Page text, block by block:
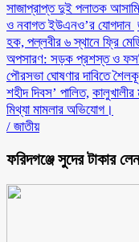
সাজাপ্রাপ্ত দুই পলাতক
ও নবাগত ইউএনও’র যোগদান ‎
হক, পল্লবীর ৬ স্থানে ফ্রি
অপসারণ: সড়ক প্রশস্ত ও
পৌরসভা ঘোষণার দাবিতে
শহীদ দিবস’ পালিত, কালুখালীর
মিথ্যা মামলার অভিযোগ।
/ জাতীয়
ফরিদগঞ্জে সুদের টাকার